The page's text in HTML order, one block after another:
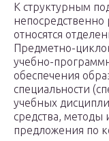
К структурным
относятся
Предметно-
учебно-
обеспечения
специальности
учебных
средства,
предложения по